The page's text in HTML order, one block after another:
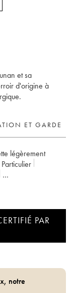
et sa
d'origine à
ET GARDE
légèrement
particulier
PAR
notre